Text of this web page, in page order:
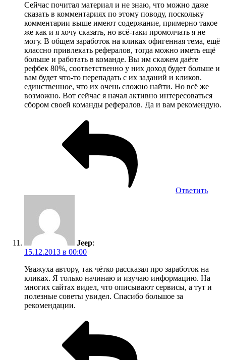
Сейчас почитал материал и не знаю, что можно даже
сказать в комментариях по этому поводу, поскольку
комментарии выше имеют содержание, примерно такое
же как и я хочу сказать, но всё-таки промолчать я не
могу. В общем заработок на кликах офигенная тема, ещё
классно привлекать рефералов, тогда можно иметь ещё
больше и работать в команде. Вы им скажем даёте
рефбек 80%, соответственно у них доход будет больше и
вам будет что-то перепадать с их заданий и кликов.
единственное, что их очень сложно найти. Но всё же
возможно. Вот сейчас я начал активно интересоваться
сбором своей команды рефералов. Да и вам рекомендую.
Ответить
Jeep:
15.12.2013 в 00:00
Уважуха автору, так чётко рассказал про заработок на
кликах. Я только начинаю и изучаю информацию. На
многих сайтах видел, что описывают сервисы, а тут и
полезные советы увидел. Спасибо большое за
рекомендации.